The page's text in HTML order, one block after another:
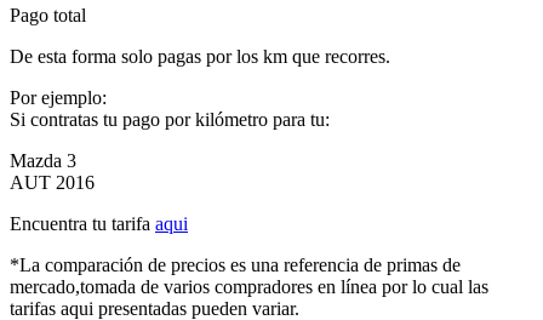
Pago total
De esta forma solo pagas por los km que recorres.
Por ejemplo:
Si contratas tu pago por kilómetro para tu:
Mazda 3
AUT 2016
Encuentra tu tarifa aqui
*La comparación de precios es una referencia de primas de
mercado,tomada de varios compradores en línea por lo cual las
tarifas aqui presentadas pueden variar.